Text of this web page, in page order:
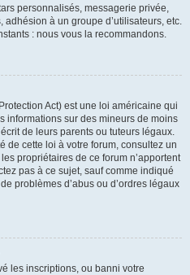
personnalisés, messagerie privée,
adhésion à un groupe d’utilisateurs, etc.
: nous vous la recommandons.
Act) est une loi américaine qui
informations sur des mineurs de moins
de leurs parents ou tuteurs légaux.
de cette loi à votre forum, consultez un
propriétaires de ce forum n’apportent
pas à ce sujet, sauf comme indiqué
problèmes d’abus ou d’ordres légaux
les inscriptions, ou banni votre